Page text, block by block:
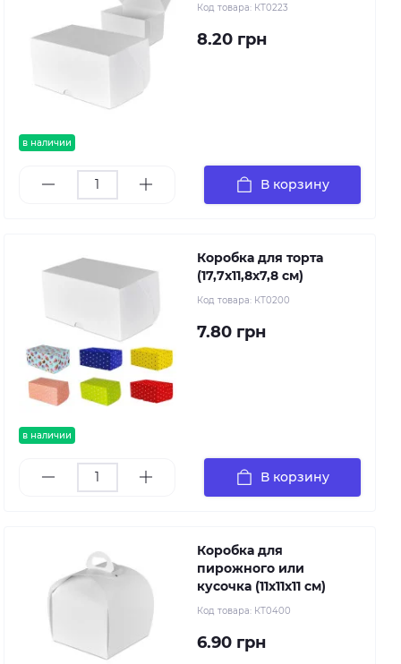
в наличии
Код товара: КТ0223
8.20 грн
В корзину
в наличии
Коробка для торта
(17,7х11,8х7,8 см)
Код товара: КТ0200
7.80 грн
В корзину
Коробка для
пирожного или
кусочка (11х11х11 см)
Код товара: КТ0400
6.90 грн